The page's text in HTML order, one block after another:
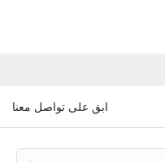
ابق على تواصل معنا